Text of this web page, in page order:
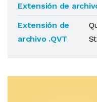
Extensión de
Extensión de
archivo .QVT